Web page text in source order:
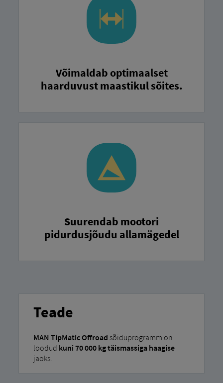
Võimaldab optimaalset
haarduvust maastikul sõites.
Suurendab mootori
pidurdusjõudu allamägedel
Teade
MAN TipMatic Offroad sõiduprogramm on
loodud kuni 70 000 kg täismassiga haagise
jaoks.